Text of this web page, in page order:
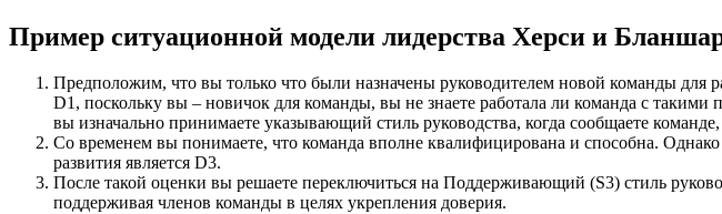
Пример ситуационной модели лидерства Херси и
Предположим, что вы только что были назначены руководителем новой команды для
D1, поскольку вы – новичок для команды, вы не знаете работала ли команда с такими
вы изначально принимаете указывающий стиль руководства, когда сообщаете
Со временем вы понимаете, что команда вполне квалифицирована и способна.
развития является D3.
После такой оценки вы решаете переключиться на Поддерживающий (S3) стиль
поддерживая членов команды в целях укрепления доверия.